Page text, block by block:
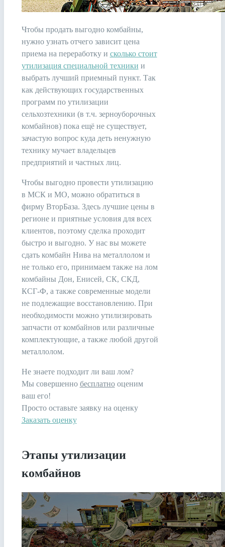
Чтобы продать выгодно комбайны,
нужно узнать отчего зависит цена
приема на переработку и сколько стоит
утилизация специальной техники и
выбрать лучший приемный пункт. Так
как действующих государственных
программ по утилизации
сельхозтехники (в т.ч. зерноуборочных
комбайнов) пока ещё не существует,
зачастую вопрос куда деть ненужную
технику мучает владельцев
предприятий и частных лиц.
Чтобы выгодно провести утилизацию
в МСК и МО, можно обратиться в
фирму ВторБаза. Здесь лучшие цены в
регионе и приятные условия для всех
клиентов, поэтому сделка проходит
быстро и выгодно. У нас вы можете
сдать комбайн Нива на металлолом и
не только его, принимаем также на лом
комбайны Дон, Енисей, СК, СКД,
КСГ-Ф, а также современные модели
не подлежащие восстановлению. При
необходимости можно утилизировать
запчасти от комбайнов или различные
комплектующие, а также любой другой
металлолом.
Не знаете подходит ли ваш лом?
Мы совершенно бесплатнооценим
ваш его!
Просто оставьте заявку на оценку
Заказать оценку
Этапы утилизации
комбайнов